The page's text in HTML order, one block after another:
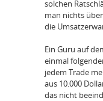
solchen
man nichts
die
Ein Guru auf
einmal
jedem Trade
aus 10.000
das nicht